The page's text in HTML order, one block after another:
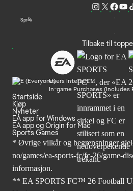
Språk
Tilbake til
Users Interact
In-game Purchases (Includes
Startside
Kjøp
Nyheter
EA app for Windows
EA app og Origin for Mac
Sports Games
* Øvrige vilkår og begrensninger
no/games/ea-sports-fc/fc-26/game-
informasjon.
** EA SPORTS FC™ 26 Football